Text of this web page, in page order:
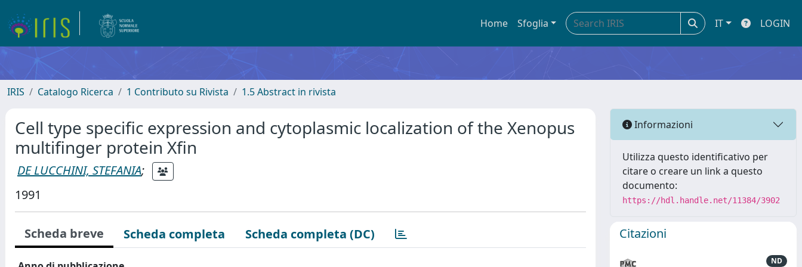
Home Sfoglia IT LOGIN
IRIS Catalogo Ricerca 1 Contributo su Rivista 1.5 Abstract in rivista
Cell type specific expression and cytoplasmic localization of the Xenopus
multifinger protein Xfin
DE LUCCHINI, STEFANIA;
1991
Scheda breve Scheda completa Scheda completa (DC)
Informazioni
Utilizza questo identificativo per
citare o creare un link a questo
documento:
https://hdl.handle.net/11384/3902
Citazioni
ND